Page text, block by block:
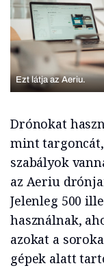
Ezt látja az Aeriu.
Drónokat
mint
szabályok
az Aeriu
Jelenleg 500
használnak,
azokat a
gépek alatt